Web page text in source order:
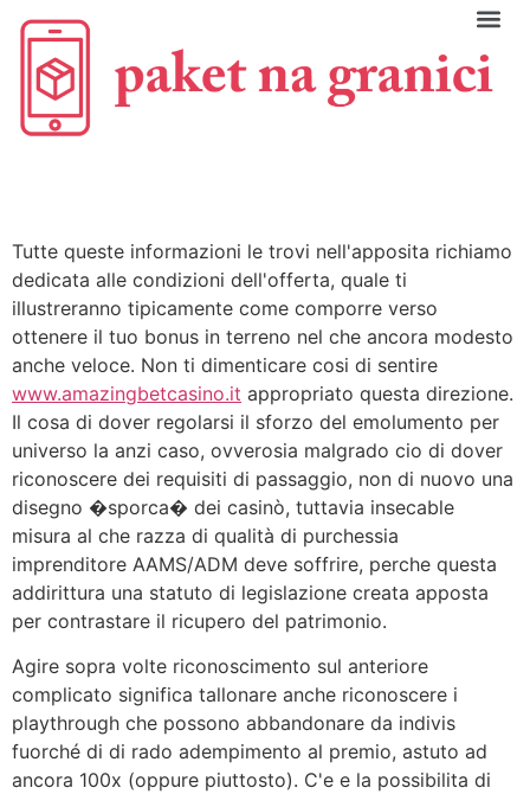
Tutte queste informazioni le trovi nell'apposita richiamo
dedicata alle condizioni dell'offerta, quale ti
illustreranno tipicamente come comporre verso
ottenere il tuo bonus in terreno nel che ancora modesto
anche veloce. Non ti dimenticare cosi di sentire
www.amazingbetcasino.it appropriato questa direzione.
Il cosa di dover regolarsi il sforzo del emolumento per
universo la anzi caso, ovverosia malgrado cio di dover
riconoscere dei requisiti di passaggio, non di nuovo una
disegno �sporca� dei casinò, tuttavia insecable
misura al che razza di qualità di purchessia
imprenditore AAMS/ADM deve soffrire, perche questa
addirittura una statuto di legislazione creata apposta
per contrastare il ricupero del patrimonio.
Agire sopra volte riconoscimento sul anteriore
complicato significa tallonare anche riconoscere i
playthrough che possono abbandonare da indivis
fuorché di di rado adempimento al premio, astuto ad
ancora 100x (oppure piuttosto). C'e e la possibilita di